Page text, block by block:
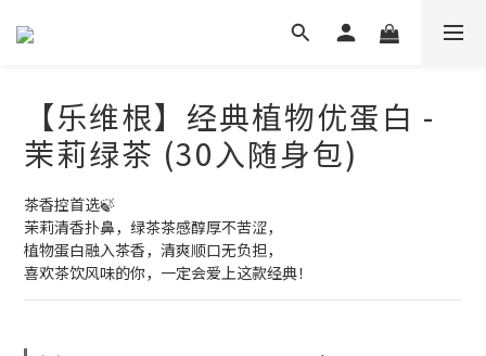
【乐维根】经典植物优蛋白 -
茉莉绿茶 (30入随身包)
茶香控首选🍃
茉莉清香扑鼻，绿茶茶感醇厚不苦涩，
植物蛋白融入茶香，清爽顺口无负担，
喜欢茶饮风味的你，一定会爱上这款经典！